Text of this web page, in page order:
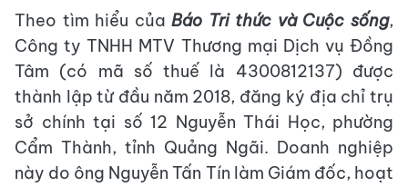
Theo tìm hiểu củaBáo Tri thức và Cuộc sống,
Công ty TNHH MTV Thương mại Dịch vụ Đồng
Tâm (có mã số thuế là 4300812137) được
thành lập từ đầu năm 2018, đăng ký địa chỉ trụ
sở chính tại số 12 Nguyễn Thái Học, phường
Cẩm Thành, tỉnh Quảng Ngãi. Doanh nghiệp
này do ông Nguyễn Tấn Tín làm Giám đốc, hoạt